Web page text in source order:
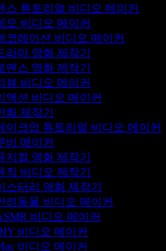
스 튜토리얼 비디오 메이커
모 비디오 메이커
코레이션 비디오 메이커
라마 영화 제작기
맨스 영화 제작기
뷰 비디오 메이커
액션 비디오 메이커
화 제작기
이크업 튜토리얼 비디오 메이커
비 메이커
지컬 영화 제작기
직 비디오 제작기
스터리 영화 제작기
려동물 비디오 메이커
비디오 메이커
비디오 메이커
비디오 메이커